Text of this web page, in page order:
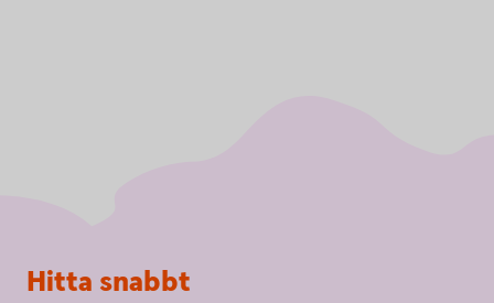
Sidfot
Hitta snabbt